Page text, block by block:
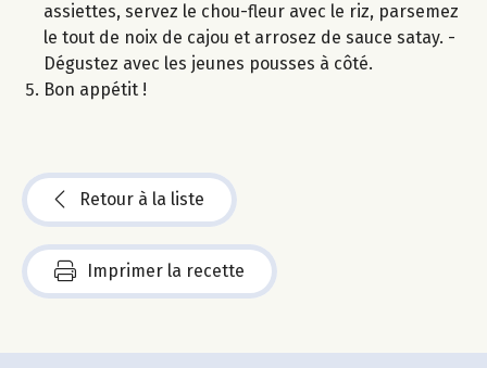
assiettes, servez le chou-fleur avec le riz, parsemez
le tout de noix de cajou et arrosez de sauce satay. -
Dégustez avec les jeunes pousses à côté.
Bon appétit !
Retour à la liste
Imprimer la recette